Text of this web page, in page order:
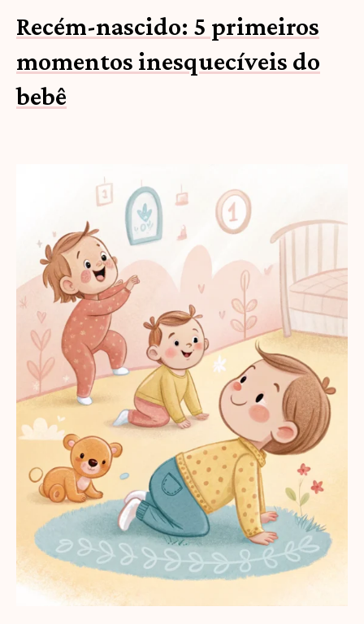
Recém-nascido: 5 primeiros
momentos inesquecíveis do
bebê